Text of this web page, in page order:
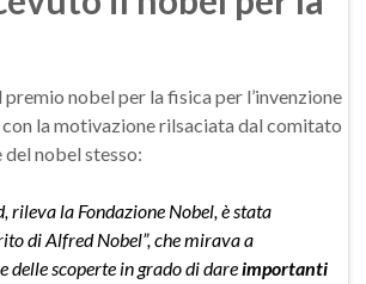
premio nobel per la fisica per l’invenzione
con la motivazione rilsaciata dal comitato
del nobel stesso:
rileva la Fondazione Nobel, è stata
di Alfred Nobel”, che mirava a
delle scoperte in grado di dareimportanti